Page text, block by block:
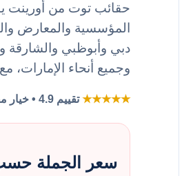
المؤسسية والمعارض
دبي وأبوظبي والشارقة
وجميع أنحاء الإمارات،
★★★★★تقييم 4.9 • خيار مفضل لطلبات الزي بالجملة
سعر الجملة